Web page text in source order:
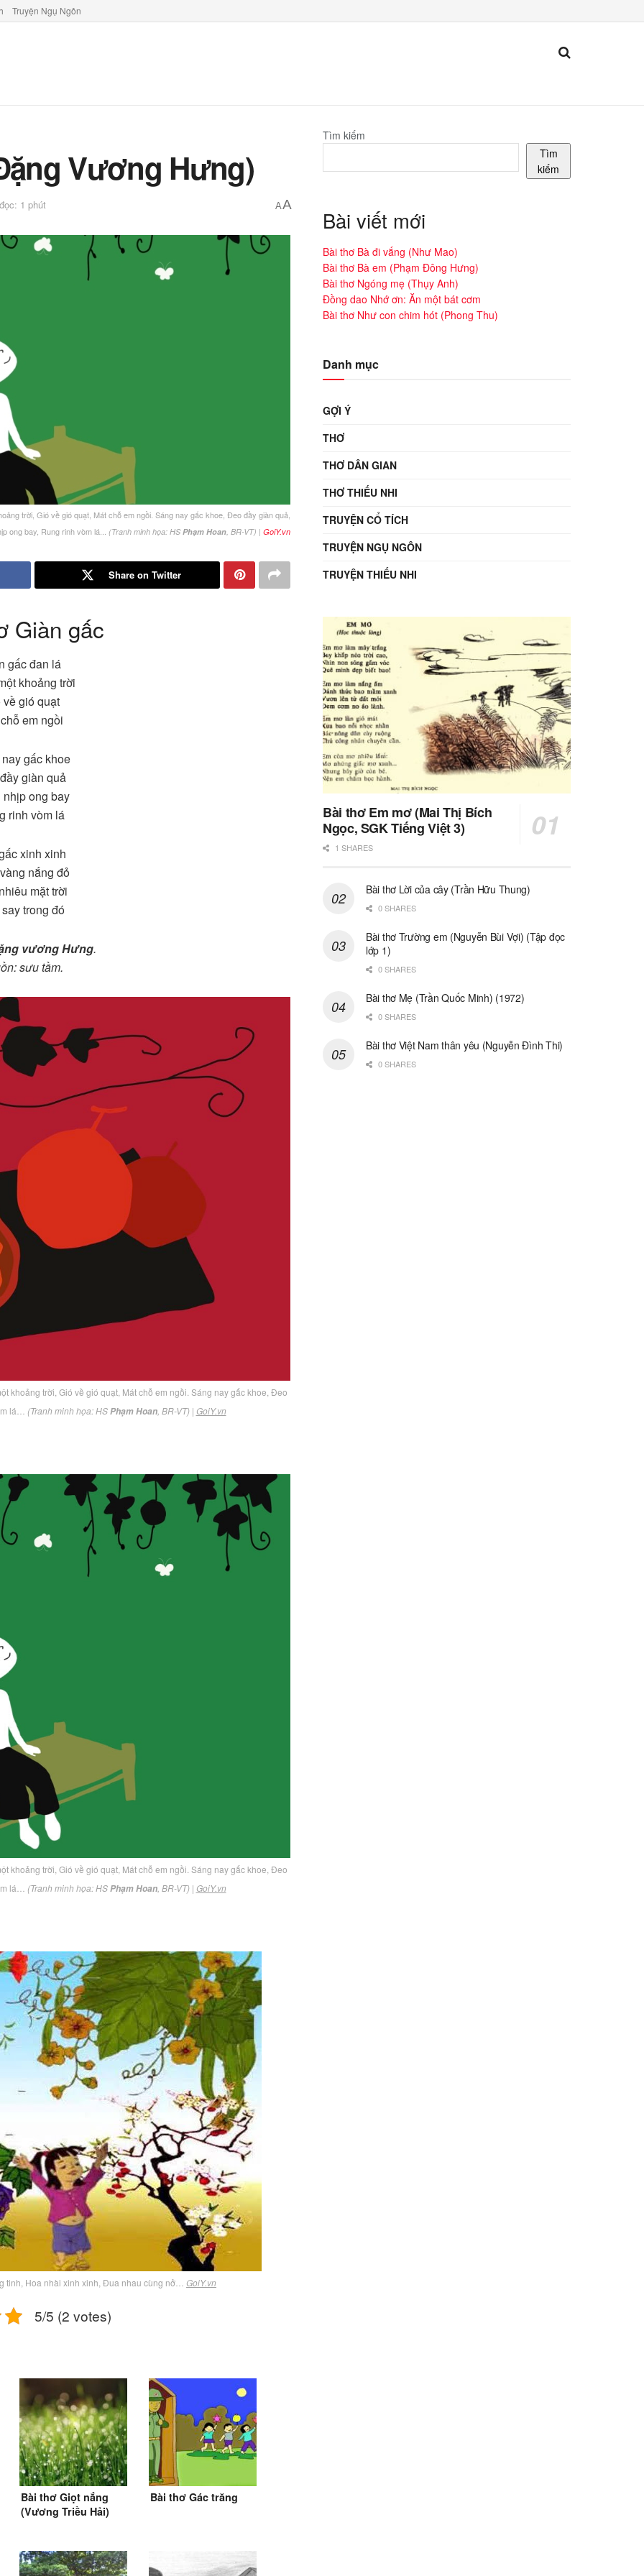
Truyện Ngụ Ngôn
Vương Hưng)
1 phút AA
trời, Gió về gió quạt, Mát chỗ em ngồi. Sáng nay gấc khoe, Đeo đầy giàn quả,
ong bay, Rung rinh vòm lá... (Tranh minh họa: HS Phạm Hoan , BR-VT) | GoiY.vn
Share on Twitter
Giàn gấc
gấc đan lá
khoảng trời
về gió quạt
em ngồi
gấc khoe
giàn quả
ong bay
rinh vòm lá
xinh xinh
nắng đỏ
mặt trời
trong đó
vương Hưng.
sưu tầm.
khoảng trời, Gió về gió quạt, Mát chỗ em ngồi. Sáng nay gấc khoe, Đeo
lá… (Tranh minh họa: HSPhạm Hoan, BR-VT)| GoiY.vn
khoảng trời, Gió về gió quạt, Mát chỗ em ngồi. Sáng nay gấc khoe, Đeo
lá… (Tranh minh họa: HSPhạm Hoan, BR-VT)| GoiY.vn
tinh, Hoa nhài xinh xinh, Đua nhau cùng nở… GoiY.vn
5/5 (2 votes)
Bài thơ Giọt nắng
(Vương Triều Hải)
Bài thơ Gác trăng
Tìm kiếm
Tìm
kiếm
Bài viết mới
Bài thơ Bà đi vắng (Như Mao)
Bài thơ Bà em (Phạm Đông Hưng)
Bài thơ Ngóng mẹ (Thụy Anh)
Đồng dao Nhớ ơn: Ăn một bát cơm
Bài thơ Như con chim hót (Phong Thu)
Danh mục
GỢI Ý
THƠ
THƠ DÂN GIAN
THƠ THIẾU NHI
TRUYỆN CỔ TÍCH
TRUYỆN NGỤ NGÔN
TRUYỆN THIẾU NHI
Bài thơ Em mơ (Mai Thị Bích
Ngọc, SGK Tiếng Việt 3)
1 SHARES
Bài thơ Lời của cây (Trần Hữu Thung)
0 SHARES
Bài thơ Trường em (Nguyễn Bùi Vợi) (Tập đọc
lớp 1)
0 SHARES
Bài thơ Mẹ (Trần Quốc Minh) (1972)
0 SHARES
Bài thơ Việt Nam thân yêu (Nguyễn Đình Thi)
0 SHARES